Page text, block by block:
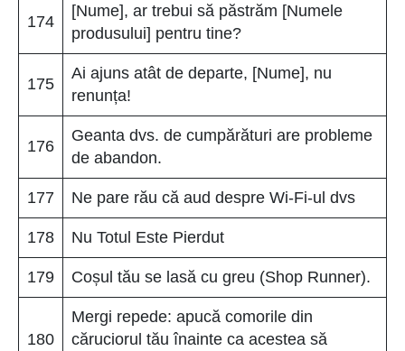
174
[Nume], ar trebui să păstrăm [Numele
produsului] pentru tine?
175
Ai ajuns atât de departe, [Nume], nu
renunța!
176
Geanta dvs. de cumpărături are probleme
de abandon.
177 Ne pare rău că aud despre Wi-Fi-ul dvs
178 Nu Totul Este Pierdut
179 Coșul tău se lasă cu greu (Shop Runner).
180
Mergi repede: apucă comorile din
căruciorul tău înainte ca acestea să